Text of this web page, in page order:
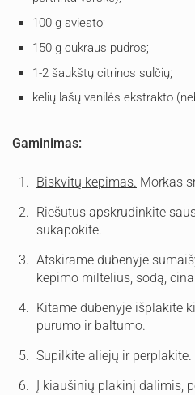
100 g sviesto;
150 g cukraus pudros;
1-2 šaukštų citrinos sulčių;
kelių lašų vanilės ekstrakto
Gaminimas:
Biskvitų kepimas. Morkas
Riešutus apskrudinkite
sukapokite.
Atskirame dubenyje
kepimo miltelius, sodą,
Kitame dubenyje išplakite
purumo ir baltumo.
Supilkite aliejų ir perplakite.
Į kiaušinių plakinį dalimis,